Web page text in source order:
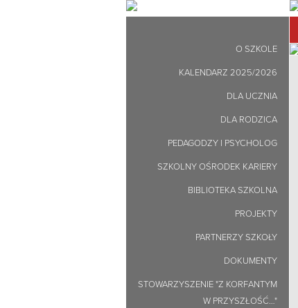
O SZKOLE
KALENDARZ 2025/2026
DLA UCZNIA
DLA RODZICA
PEDAGODZY I PSYCHOLOG
SZKOLNY OŚRODEK KARIERY
BIBLIOTEKA SZKOLNA
PROJEKTY
PARTNERZY SZKOŁY
DOKUMENTY
STOWARZYSZENIE "Z KORFANTYM
W PRZYSZŁOŚĆ…"